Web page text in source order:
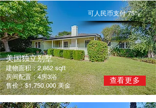
​可人民币支付 75%
​美国独立别墅
建物面积：2,862 sqft
房间配置：4房3浴
售价：$1,750,000 美金
查看更多